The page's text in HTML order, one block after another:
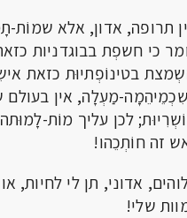
תרופה, אדון, אלא שמוֹת-
כי חשפְת בבוגדניות
בטינוֹפְתיוּת כזאת
מַעְלָה, אין בעולם
לכן עליך מוֹת-
זה חוֹתְכֵהו!
אדוני, תן לי לחיות,
שלי!